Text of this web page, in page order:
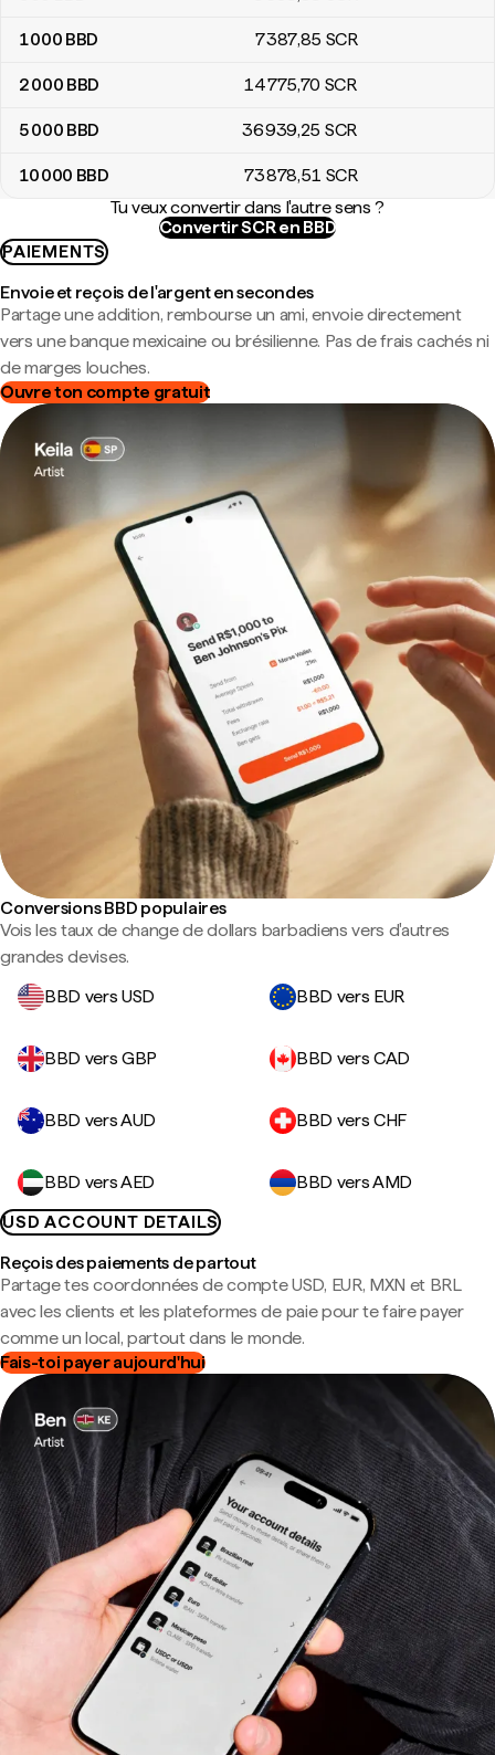
1 000 BBD 7 387,85 SCR
2 000 BBD 14 775,70 SCR
5 000 BBD 36 939,25 SCR
10 000 BBD 73 878,51 SCR
Tu veux convertir dans l'autre sens ?
Convertir SCR en BBD
PAIEMENTS
Envoie et reçois de l'argent en secondes
Partage une addition, rembourse un ami, envoie directement
vers une banque mexicaine ou brésilienne. Pas de frais cachés ni
de marges louches.
Ouvre ton compte gratuit
Conversions BBD populaires
Vois les taux de change de dollars barbadiens vers d'autres
grandes devises.
BBD vers USD
BBD vers EUR
BBD vers GBP BBD vers CAD
BBD vers AUD BBD vers CHF
BBD vers AED
BBD vers AMD
USD ACCOUNT DETAILS
Reçois des paiements de partout
Partage tes coordonnées de compte USD, EUR, MXN et BRL
avec les clients et les plateformes de paie pour te faire payer
comme un local, partout dans le monde.
Fais-toi payer aujourd'hui